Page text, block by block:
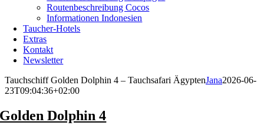
Routenbeschreibung Cocos
Informationen Indonesien
Taucher-Hotels
Extras
Kontakt
Newsletter
Tauchschiff Golden Dolphin 4 – Tauchsafari ÄgyptenJana2026-06-
23T09:04:36+02:00
Golden Dolphin 4